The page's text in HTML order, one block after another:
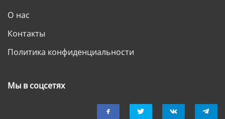
О нас
Контакты
Политика конфиденциальности
Мы в соцсетях